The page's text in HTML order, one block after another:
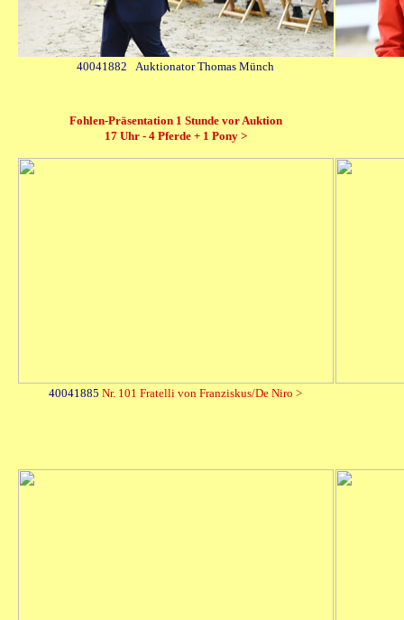
40041882 Auktionator Thomas Münch
Fohlen-Präsentation 1 Stunde vor Auktion
17 Uhr - 4 Pferde + 1 Pony >
40041885Nr. 101 Fratelli von Franziskus/De Niro >